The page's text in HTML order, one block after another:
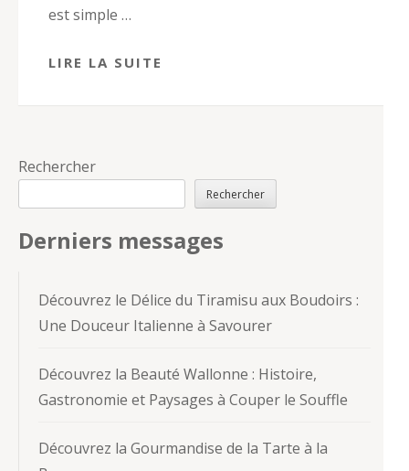
est simple …
LIRE LA SUITE
Rechercher
Rechercher
Derniers messages
Découvrez le Délice du Tiramisu aux Boudoirs :
Une Douceur Italienne à Savourer
Découvrez la Beauté Wallonne : Histoire,
Gastronomie et Paysages à Couper le Souffle
Découvrez la Gourmandise de la Tarte à la